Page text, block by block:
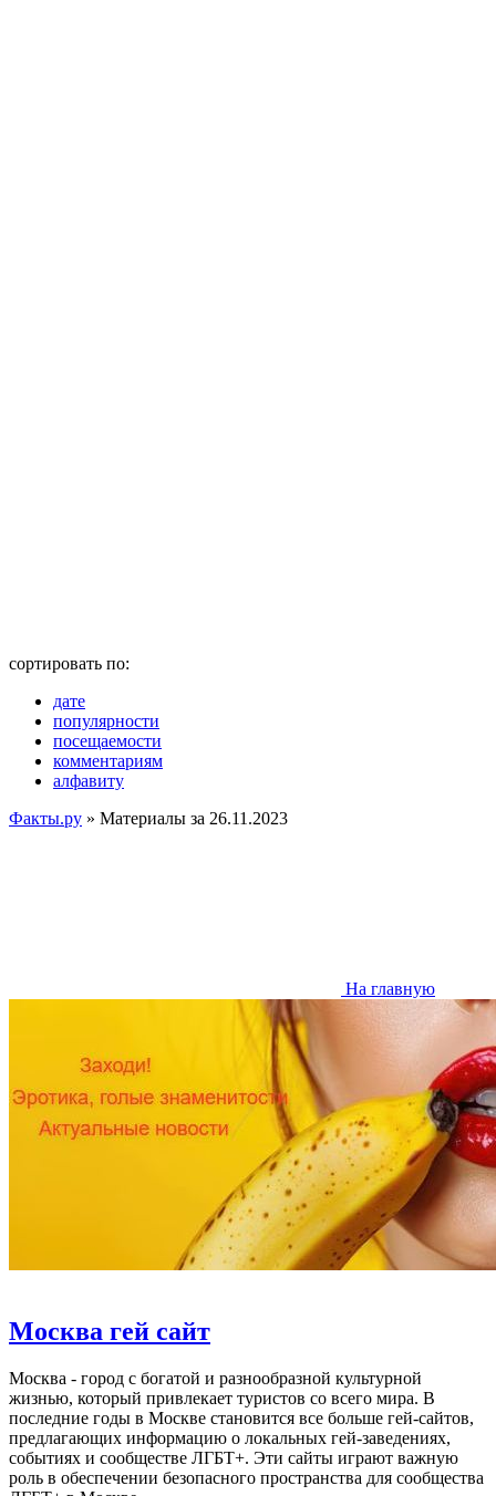
сортировать по:
дате
популярности
посещаемости
комментариям
алфавиту
Факты.ру » Материалы за 26.11.2023
На главную
Москва гей сайт
Москва - город с богатой и разнообразной культурной
жизнью, который привлекает туристов со всего мира. В
последние годы в Москве становится все больше гей-сайтов,
предлагающих информацию о локальных гей-заведениях,
событиях и сообществе ЛГБТ+. Эти сайты играют важную
роль в обеспечении безопасного пространства для сообщества